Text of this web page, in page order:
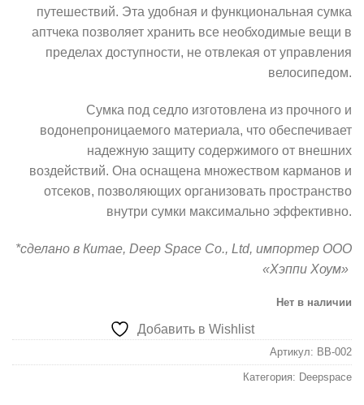
путешествий. Эта удобная и функциональная сумка
аптчека позволяет хранить все необходимые вещи в
пределах доступности, не отвлекая от управления
велосипедом.
Сумка под седло изготовлена из прочного и
водонепроницаемого материала, что обеспечивает
надежную защиту содержимого от внешних
воздействий. Она оснащена множеством карманов и
отсеков, позволяющих организовать пространство
внутри сумки максимально эффективно.
*сделано в Китае, Deep Space Co., Ltd, импортер ООО
«Хэппи Хоум»
Нет в наличии
Добавить в Wishlist
Артикул: BB-002
Категория: Deepspace